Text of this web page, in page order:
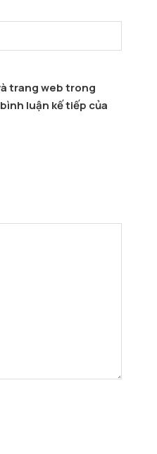
trang web trong
luận kế tiếp của